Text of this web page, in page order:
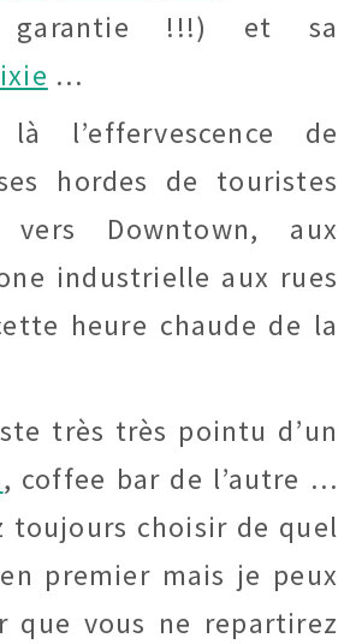
garantie !!!) et sa
…
l’effervescence de
hordes de touristes
Downtown, aux
industrielle aux rues
heure chaude de la
très très pointu d’un
, coffee bar de l’autre …
toujours choisir de quel
premier mais je peux
que vous ne repartirez